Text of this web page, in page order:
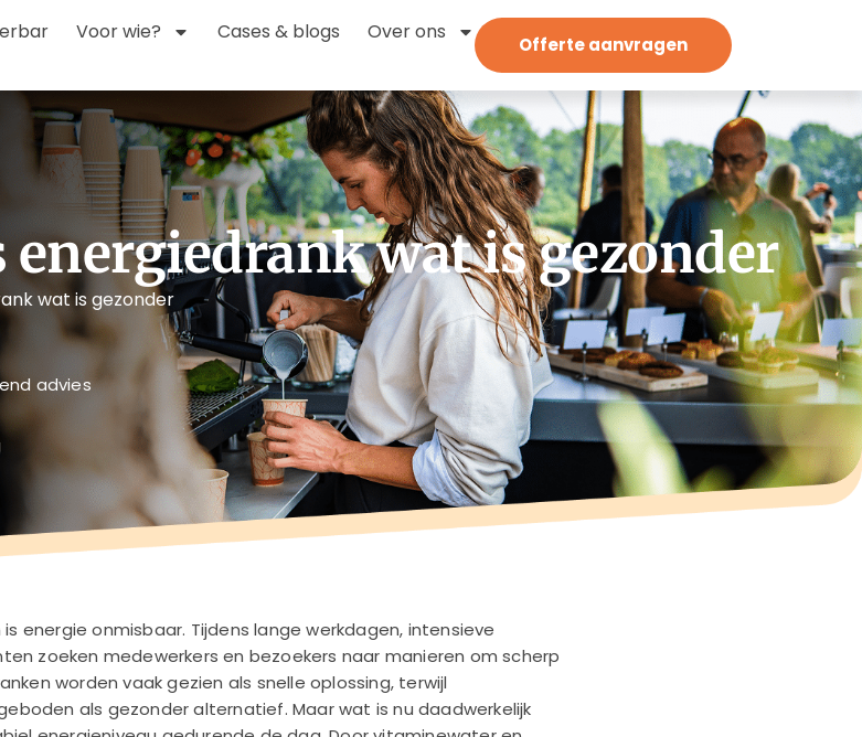
Voor wie? Cases & blogs Over ons
Offerte aanvragen
wat is gezonder
wat is gezonder
advies
energie onmisbaar. Tijdens lange werkdagen, intensieve
zoeken medewerkers en bezoekers naar manieren om scherp
worden vaak gezien als snelle oplossing, terwijl
als gezonder alternatief. Maar wat is nu daadwerkelijk